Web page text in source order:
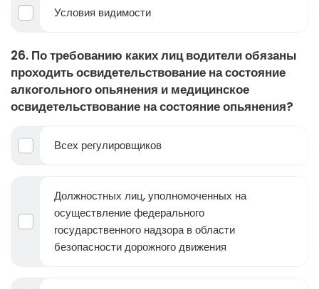
Условия видимости
26. По требованию каких лиц водители обязаны
проходить освидетельствование на состояние
алкогольного опьянения и медицинское
освидетельствование на состояние опьянения?
Всех регулировщиков
Должностных лиц, уполномоченных на
осуществление федерального
государственного надзора в области
безопасности дорожного движения